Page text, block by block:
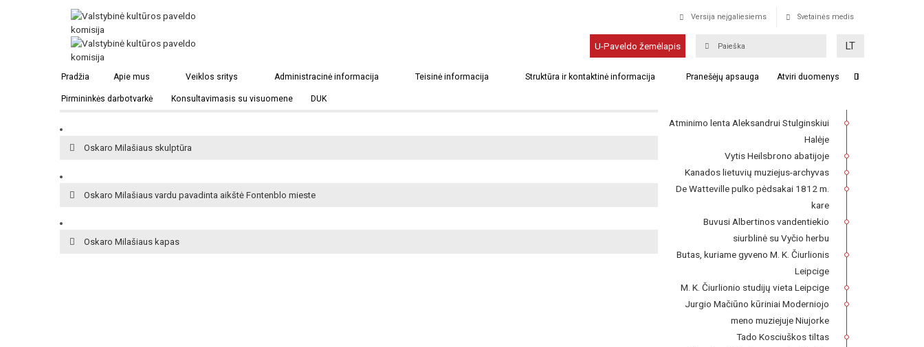
Versija neįgaliesiems Svetainės medis
U-Paveldo žemėlapis LT
Pradžia Apie mus Veiklos sritys Administracinė informacija Teisinė informacija Struktūra ir kontaktinė informacija Pranešėjų apsauga Atviri duomenys
Pirmininkės darbotvarkė Konsultavimasis su visuomene DUK
Atminimo lenta Oskarui Milašiui viešbutyje Fontenblo mieste
Namas ir atminimo lenta Oskarui Milašiui Fontenblo mieste
Oskaro Milašiaus skulptūra
Oskaro Milašiaus vardu pavadinta aikštė Fontenblo mieste
Oskaro Milašiaus kapas
Oskaro Milašiaus kapas
Franckesche Stiftungen kompleksas,
Atminimo lenta Aleksandrui Stulginskiui
Halėje
Vytis Heilsbrono abatijoje
Kanados lietuvių muziejus-archyvas
De Watteville pulko pėdsakai 1812 m.
kare
Buvusi Albertinos vandentiekio
siurblinė su Vyčio herbu
Butas, kuriame gyveno M. K. Čiurlionis
Leipcige
M. K. Čiurlionio studijų vieta Leipcige
Jurgio Mačiūno kūriniai Moderniojo
meno muziejuje Niujorke
Tado Kosciuškos tiltas